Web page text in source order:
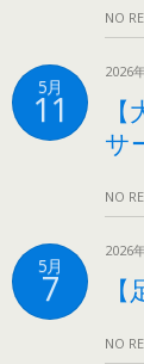
NO
5月
11
2026
サ
NO
5月
7
2026
NO